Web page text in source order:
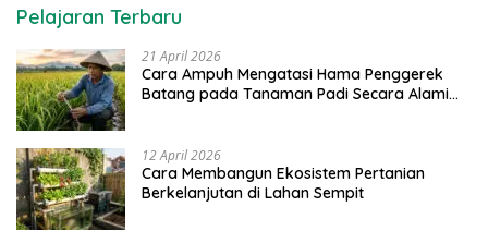
Pelajaran Terbaru
21 April 2026
Cara Ampuh Mengatasi Hama Penggerek
Batang pada Tanaman Padi Secara Alami
12 April 2026
Cara Membangun Ekosistem Pertanian
Berkelanjutan di Lahan Sempit